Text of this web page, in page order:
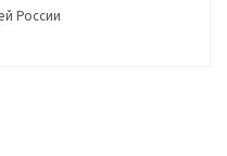
России